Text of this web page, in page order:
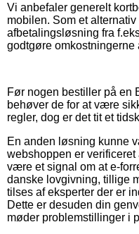
Vi anbefaler generelt
mobilen. Som et
afbetalingsløsning fra
godtgøre omkostningerne
Før nogen bestiller på en
behøver de for at være
regler, dog er det tit et
En anden løsning kunne
webshoppen er
være et signal om at e-
danske lovgivning, tillige
tilses af eksperter der er
Dette er desuden din
møder problemstillinger i